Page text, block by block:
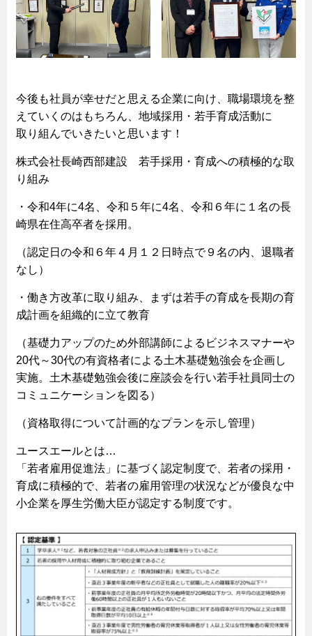
今後も社員が幸せだと思える企業に向け、職場環境を整
えていくのはもちろん、地域採用・若手育成活動に
取り組んでいきたいと思います！
株式会社長崎西部建設 若手採用・育成への積極的な取
り組み
・令和4年に4名、令和５年に4名、令和６年に１名の長
崎県在住高卒者を採用。
（認定日の令和６年４月１２日時点で９名の内、退職者
なし）
・働き方改革に取り組み、まずは若手の育成を長期の育
成計画を組織的に立て教育
（基礎力アップのため外部講師によるビジネスマナーや
20代～30代の有資格者による土木基礎勉強会を企画し
実施。土木基礎勉強会後に座談会を行い若手社員同士の
コミュニケーションを図る）
（資格取得について計画的なプランを示し管理）
ユースエールとは…
「若者雇用促進法」に基づく認定制度で、若者の採用・
育成に積極的で、若者の雇用管理の状況などが優良な中
小企業を厚生労働大臣が認定する制度です。